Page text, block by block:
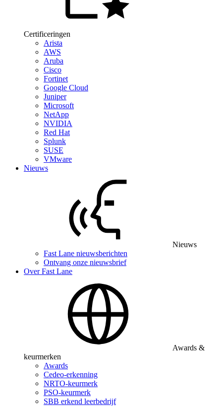
Certificeringen
Arista
AWS
Aruba
Cisco
Fortinet
Google Cloud
Juniper
Microsoft
NetApp
NVIDIA
Red Hat
Splunk
SUSE
VMware
Nieuws
Nieuws
Fast Lane nieuwsberichten
Ontvang onze nieuwsbrief
Over Fast Lane
Awards &
keurmerken
Awards
Cedeo-erkenning
NRTO-keurmerk
PSO-keurmerk
SBB erkend leerbedrijf